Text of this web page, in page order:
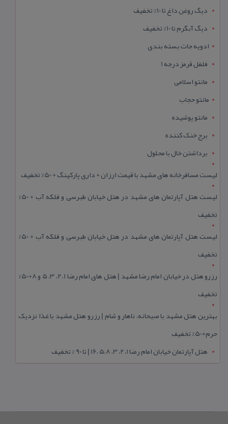
دیگ روغن داغ تا 10% تخفیف
دیگ آبگرم تا 10% تخفیف
ادویه جات بسته بندی
فلفل قرمز درجه 1
مانتو اسلامی
مانتو حجاب
مانتو پوشیده
برج خنک کننده
برداشتن خال با محلول
لیست مسافرخانه های مشهد با قیمت ارزان + داری پارکینگ + 50% تخفیف
لیست هتل آپارتمان های مشهد در هتل خیابان طبرسی و فلکه آب + 50%
تخفیف
لیست هتل آپارتمان های مشهد در هتل خیابان طبرسی و فلکه آب + 50%
تخفیف
رزرو هتل در خیابان امام رضا مشهد | هتل‌ های امام رضا 1، 2، 3، 5 و 8+50%
تخفیف
بهترین هتل مشهد با صبحانه، ناهار و شام | رزرو هتل مشهد با غذا نزدیک
حرم+50% تخفیف
هتل آپارتمان خیابان امام رضا 1، 2، 3، 5،8 ،16 | تا 90 % تخفیف